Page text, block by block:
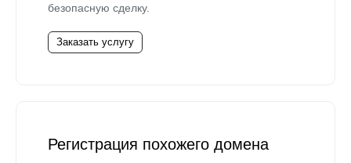
безопасную сделку.
Заказать услугу
Регистрация похожего домена